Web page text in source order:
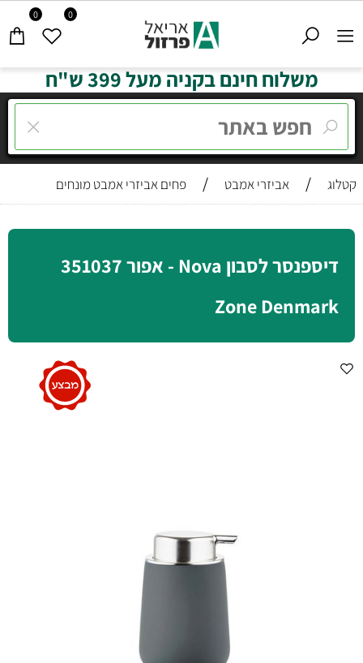
0 0
משלוח חינם בקניה מעל 399 ש"ח
קטלוג / אביזרי אמבט / פחים אביזרי אמבט מונחים
דיספנסר לסבון Nova - אפור 351037
Zone Denmark